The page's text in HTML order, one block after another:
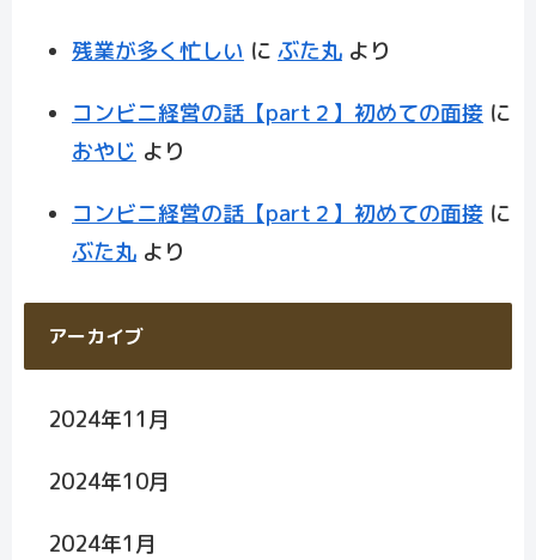
残業が多く忙しい に ぶた丸 より
コンビニ経営の話【part２】初めての面接 に
おやじ より
コンビニ経営の話【part２】初めての面接 に
ぶた丸 より
アーカイブ
2024年11月
2024年10月
2024年1月